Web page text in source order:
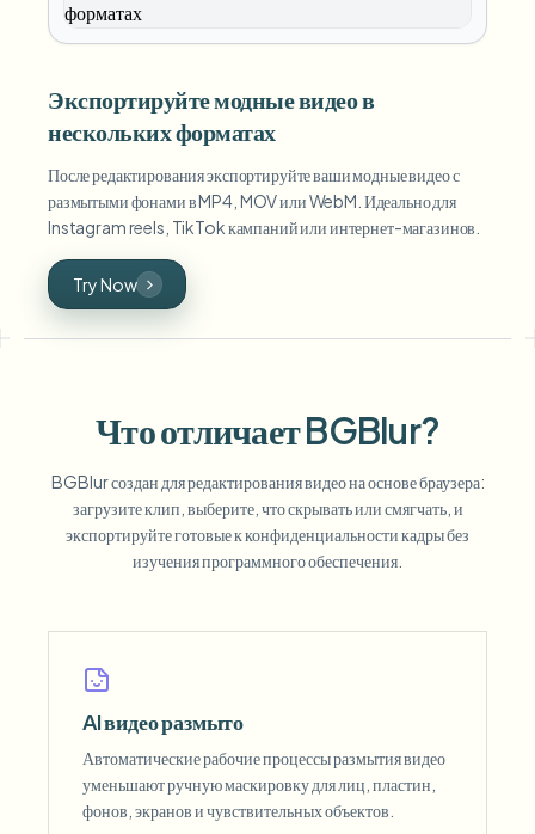
Экспортируйте модные видео в
нескольких форматах
После редактирования экспортируйте ваши модные видео с
размытыми фонами в MP4, MOV или WebM. Идеально для
Instagram reels, TikTok кампаний или интернет-магазинов.
Try Now
Что отличает BGBlur?
BGBlur создан для редактирования видео на основе браузера:
загрузите клип, выберите, что скрывать или смягчать, и
экспортируйте готовые к конфиденциальности кадры без
изучения программного обеспечения.
AI видео размыто
Автоматические рабочие процессы размытия видео
уменьшают ручную маскировку для лиц, пластин,
фонов, экранов и чувствительных объектов.